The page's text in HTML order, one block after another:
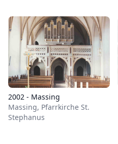
2002 - Massing
Massing, Pfarrkirche St.
Stephanus